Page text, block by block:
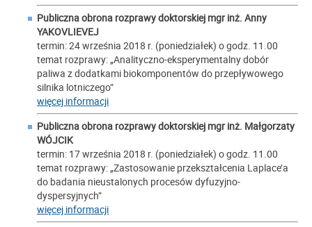
Publiczna obrona rozprawy doktorskiej mgr inż. Anny
YAKOVLIEVEJ
termin: 24 września 2018 r. (poniedziałek) o godz. 11.00
temat rozprawy: „Analityczno-eksperymentalny dobór
paliwa z dodatkami biokomponentów do przepływowego
silnika lotniczego”
więcej informacji
Publiczna obrona rozprawy doktorskiej mgr inż. Małgorzaty
WÓJCIK
termin: 17 września 2018 r. (poniedziałek) o godz. 11.00
temat rozprawy: „Zastosowanie przekształcenia Laplace’a
do badania nieustalonych procesów dyfuzyjno-
dyspersyjnych”
więcej informacji